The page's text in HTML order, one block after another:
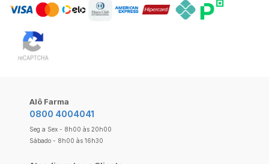
Alô Farma
0800 4004041
Seg a Sex - 8h00 às 20h00
Sábado - 8h00 às 16h30